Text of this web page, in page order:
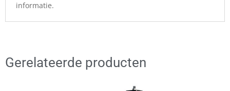
informatie.
Gerelateerde producten